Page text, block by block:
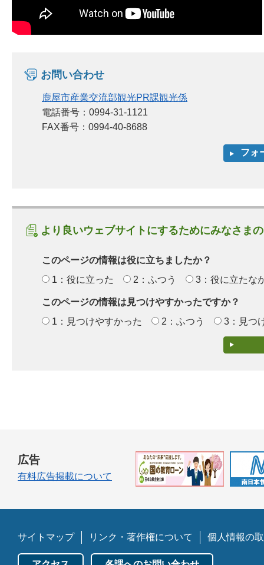
お問い合わせ
鹿屋市産業交流部観光PR課観光係
電話番号：0994-31-1121
FAX番号：0994-40-8688
より良いウェブサイトにするためにみなさま
このページの情報は役に立ちましたか？
1：役に立った
2：ふつう 3：役に立たな
このページの情報は見つけやすかったですか？
1：見つけやすかった
2：ふつう 3：見つ
広告
有料広告掲載について
サイトマップ リンク・著作権について 個人情報の